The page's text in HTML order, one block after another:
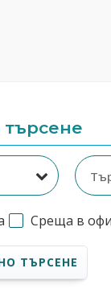
Среща в
ТЪРСЕНЕ